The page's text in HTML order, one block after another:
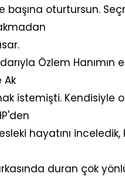
başına oturtursun.
Özlem
Ak
istemişti. Kendisiyle o
hayatını
duran çok